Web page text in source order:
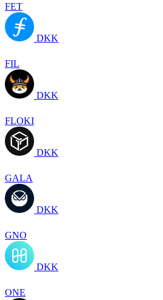
FET
DKK
FIL
DKK
FLOKI
DKK
GALA
DKK
GNO
DKK
ONE